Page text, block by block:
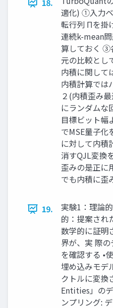
18.
適化) ①入力
転行列 Πを掛
連続k-mean
算しておく ③
元の比較と
内積に関して
内積計算では
２(内積歪み
にランダム
目標ビット幅
でMSE量子
に対して内積
消すQJL変換
歪みの是正に
でも内積に歪
19.
実験1：理論
的：提案され
数学的に証明
界が、実 際
を確認する •
埋め込みモデ
クトルに変換
Entities」の
ンプリング: